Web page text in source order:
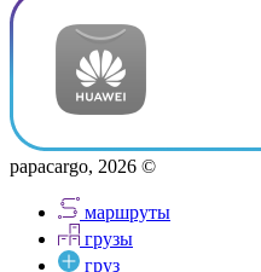
papacargo, 2026 ©
маршруты
грузы
груз